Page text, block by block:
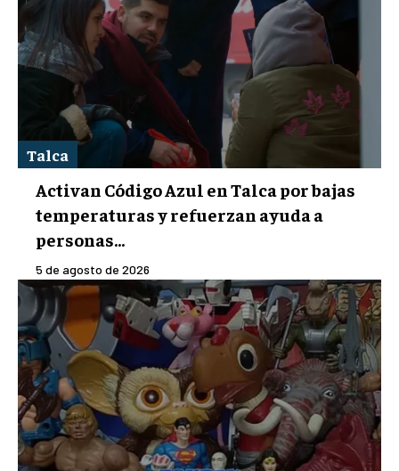
Talca
Activan Código Azul en Talca por bajas
temperaturas y refuerzan ayuda a
personas...
5 de agosto de 2026